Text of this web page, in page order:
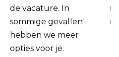
de vacature. In
sommige gevallen
hebben we meer
opties voor je.